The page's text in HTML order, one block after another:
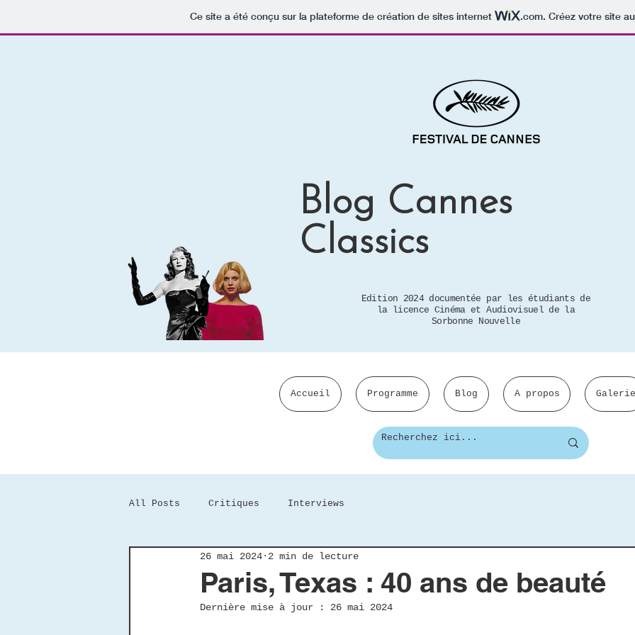
Ce site a été conçu sur la plateforme de création de sites internet .com. Créez votre site
Blog Cannes
Classics
Edition 2024 documentée par les étudiants de
la licence Cinéma et Audiovisuel de la
Sorbonne Nouvelle
Accueil Programme Blog A propos Galerie
All Posts Critiques Interviews
Paris, Texas : 40 ans de beauté
26 mai 2024 2 min de lecture
Dernière mise à jour : 26 mai 2024